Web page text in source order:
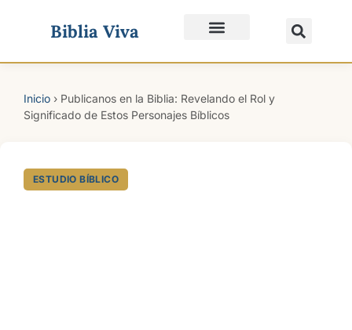
Biblia Viva
Inicio › Publicanos en la Biblia: Revelando el Rol y
Significado de Estos Personajes Bíblicos
ESTUDIO BÍBLICO